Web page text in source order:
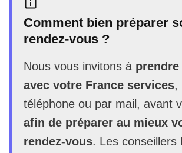
Comment bien préparer
rendez-vous ?
Nous vous invitons à
avec votre France services,
téléphone ou par mail, avant
afin de préparer au mieux
rendez-vous. Les conseillers